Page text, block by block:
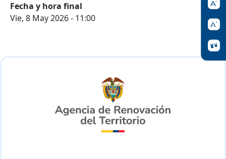
Fecha y hora final
Vie, 8 May 2026 - 11:00